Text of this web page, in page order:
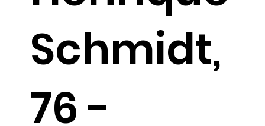
Schmidt,
76 -